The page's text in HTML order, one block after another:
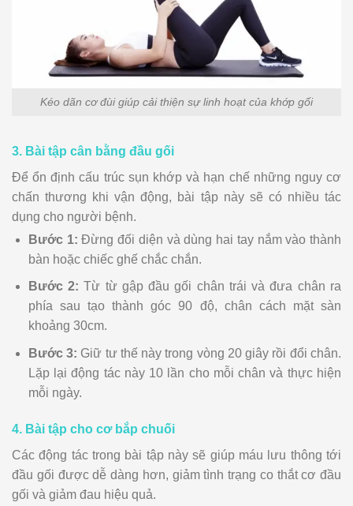
Kéo dãn cơ đùi giúp cải thiện sự linh hoạt của khớp gối
3. Bài tập cân bằng đầu gối
Để ổn định cấu trúc sụn khớp và hạn chế những nguy cơ
chấn thương khi vận động, bài tập này sẽ có nhiều tác
dụng cho người bệnh.
Bước 1: Đừng đối diện và dùng hai tay nắm vào thành
bàn hoặc chiếc ghế chắc chắn.
Bước 2: Từ từ gập đầu gối chân trái và đưa chân ra
phía sau tạo thành góc 90 độ, chân cách mặt sàn
khoảng 30cm.
Bước 3: Giữ tư thế này trong vòng 20 giây rồi đổi chân.
Lặp lại động tác này 10 lần cho mỗi chân và thực hiện
mỗi ngày.
4. Bài tập cho cơ bắp chuối
Các động tác trong bài tập này sẽ giúp máu lưu thông tới
đầu gối được dễ dàng hơn, giảm tình trạng co thắt cơ đầu
gối và giảm đau hiệu quả.